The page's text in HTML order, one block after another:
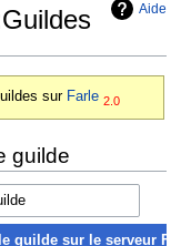
Aide
sur Farle 2.0
guilde